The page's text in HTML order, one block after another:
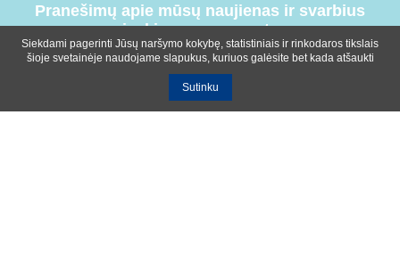
Pranešimų apie mūsų naujienas ir svarbius
įvykius prenumerata
Siekdami pagerinti Jūsų naršymo kokybę, statistiniais ir rinkodaros tikslais
šioje svetainėje naudojame slapukus, kuriuos galėsite bet kada atšaukti
Sutinku